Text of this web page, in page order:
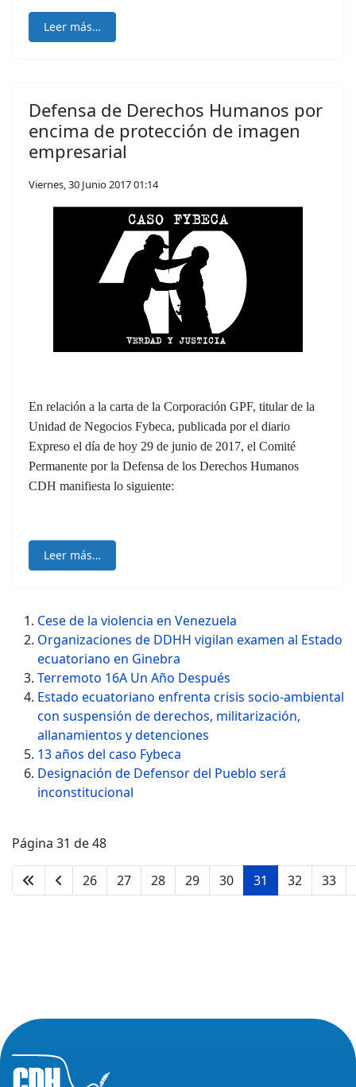
Leer más…
Defensa de Derechos Humanos por
encima de protección de imagen
empresarial
Viernes, 30 Junio 2017 01:14
En relación a la carta de la Corporación GPF, titular de la
Unidad de Negocios Fybeca, publicada por el diario
Expreso el día de hoy 29 de junio de 2017, el Comité
Permanente por la Defensa de los Derechos Humanos
CDH manifiesta lo siguiente:
Leer más…
Cese de la violencia en Venezuela
Organizaciones de DDHH vigilan examen al Estado
ecuatoriano en Ginebra
Terremoto 16A Un Año Después
Estado ecuatoriano enfrenta crisis socio-ambiental
con suspensión de derechos, militarización,
allanamientos y detenciones
13 años del caso Fybeca
Designación de Defensor del Pueblo será
inconstitucional
Página 31 de 48
26 27 28 29 30 31 32 33